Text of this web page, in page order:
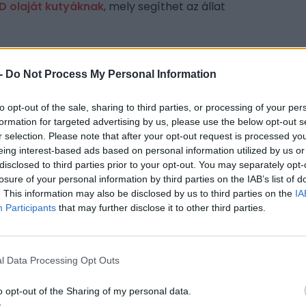
Do Not Process My Personal Information
opt-out of the sale, sharing to third parties, or processing of your
for targeted advertising by us, please use the below opt-out
selection. Please note that after your opt-out request is processed
interest-based ads based on personal information utilized by us
to third parties prior to your opt-out. You may separately
of your personal information by third parties on the IAB’s list of
This information may also be disclosed by us to third parties on the
Participants that may further disclose it to other third parties.
Data Processing Opt Outs
opt-out of the Sharing of my personal data.
olaját kutyáknak, mely segíthet az állat
hogy az EKR az étvágy, alvás,
szabályozásában is központi szerepet
sok tudós érdeklődését?
mennyire értették a növények
vagy az ősi kínai orvoslás mind a
ha nem is tudták, hogy az endokannabinoid
növényt például már ősidők óta
gyógyító célokra.
közöttük a kannabinoidokat, amik az
egyiptomi írásokban is találhatunk jeleket a
emberek régóta a kannabinoidokat
és az általános jólét javítására.
alh